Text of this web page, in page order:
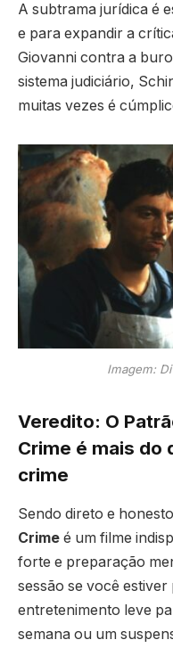
A subtrama jurídica é
e para expandir a
Giovanni contra a
sistema judiciário,
muitas vezes é
Imagem:
Veredito: O
Crime é mais do
crime
Sendo direto e
Crime é um filme
forte e preparação
sessão se você
entretenimento leve
semana ou um